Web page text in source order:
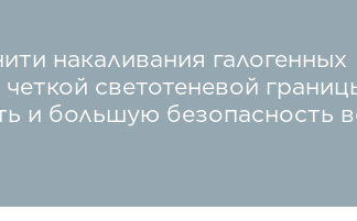
накаливания галогенных
светотеневой
и большую безопасность